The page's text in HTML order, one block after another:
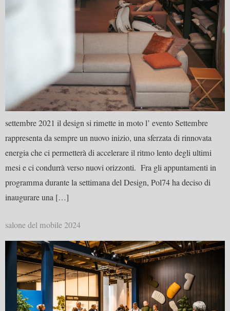
settembre 2021 il design si rimette in moto l’ evento Settembre
rappresenta da sempre un nuovo inizio, una sferzata di rinnovata
energia che ci permetterà di accelerare il ritmo lento degli ultimi
mesi e ci condurrà verso nuovi orizzonti. Fra gli appuntamenti in
programma durante la settimana del Design, Pol74 ha deciso di
inaugurare una […]
salone del mobile 2024